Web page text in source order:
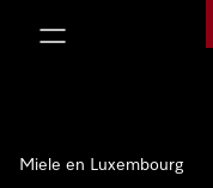
Miele en Luxembourg